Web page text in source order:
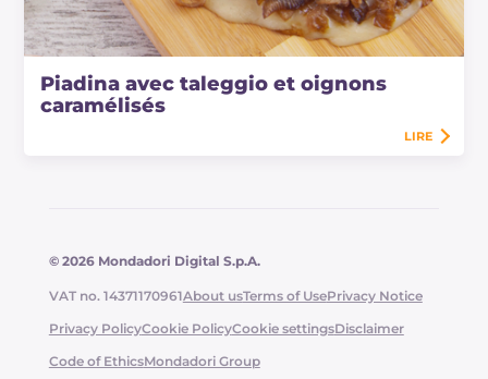
Piadina avec taleggio et oignons
caramélisés
LIRE
© 2026 Mondadori Digital S.p.A.
VAT no. 14371170961About usTerms of UsePrivacy Notice
Privacy PolicyCookie PolicyCookie settingsDisclaimer
Code of EthicsMondadori Group